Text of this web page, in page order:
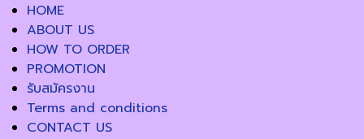
HOME
ABOUT US
HOW TO ORDER
PROMOTION
รับสมัครงาน
Terms and conditions
CONTACT US